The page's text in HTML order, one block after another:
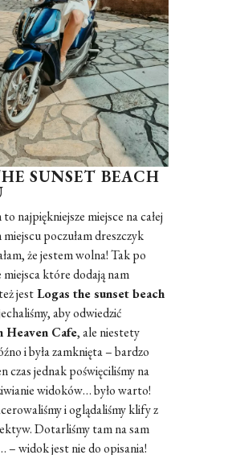
SUNSET BEACH
najpiękniejsze miejsce na całej
poczułam dreszczyk
że jestem wolna! Tak po
które dodają nam
jestLogas the sunset beach
aby odwiedzić
Heaven Cafe, ale niestety
i była zamknięta – bardzo
czas jednak poświęciliśmy na
widoków… było warto!
i oglądaliśmy klify z
Dotarliśmy tam na sam
– widok jest nie do opisania!